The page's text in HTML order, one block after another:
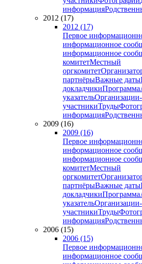
информация
2012 (17)
2012 (17)
Первое
информационное
информационное
комитетМестный
оргкомитет
партнёрыВажные даты
докладчикиПрограмма
указательОрганизации-
участникиТруды
информация
2009 (16)
2009 (16)
Первое
информационное
информационное
комитетМестный
оргкомитет
партнёрыВажные даты
докладчикиПрограмма
указательОрганизации-
участникиТруды
информация
2006 (15)
2006 (15)
Первое
информационное